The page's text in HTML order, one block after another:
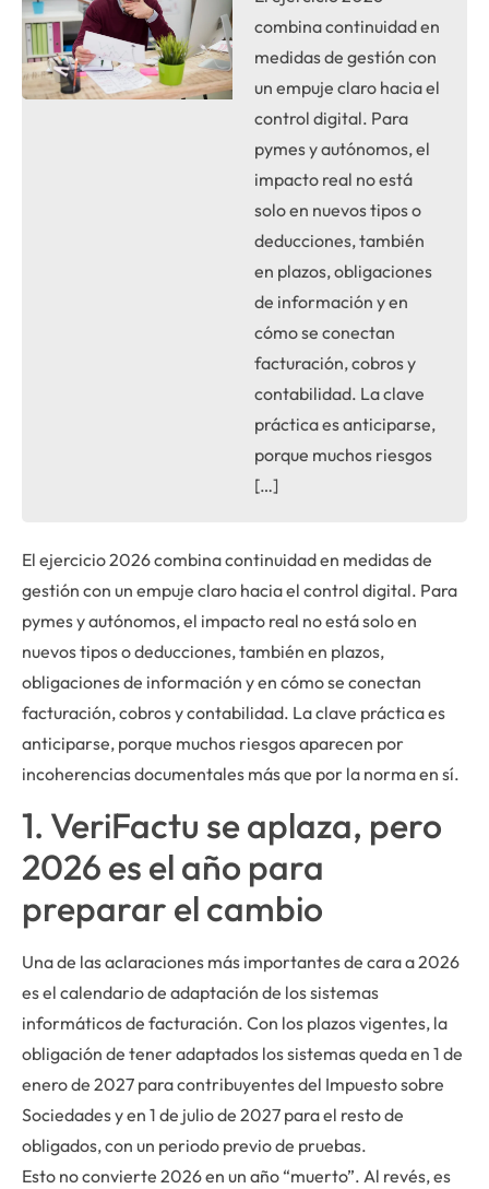
combina continuidad en
medidas de gestión con
un empuje claro hacia el
control digital. Para
pymes y autónomos, el
impacto real no está
solo en nuevos tipos o
deducciones, también
en plazos, obligaciones
de información y en
cómo se conectan
facturación, cobros y
contabilidad. La clave
práctica es anticiparse,
porque muchos riesgos
[…]
El ejercicio 2026 combina continuidad en medidas de
gestión con un empuje claro hacia el control digital. Para
pymes y autónomos, el impacto real no está solo en
nuevos tipos o deducciones, también en plazos,
obligaciones de información y en cómo se conectan
facturación, cobros y contabilidad. La clave práctica es
anticiparse, porque muchos riesgos aparecen por
incoherencias documentales más que por la norma en sí.
1. VeriFactu se aplaza, pero
2026 es el año para
preparar el cambio
Una de las aclaraciones más importantes de cara a 2026
es el calendario de adaptación de los sistemas
informáticos de facturación. Con los plazos vigentes, la
obligación de tener adaptados los sistemas queda en 1 de
enero de 2027 para contribuyentes del Impuesto sobre
Sociedades y en 1 de julio de 2027 para el resto de
obligados, con un periodo previo de pruebas.
Esto no convierte 2026 en un año “muerto”. Al revés, es